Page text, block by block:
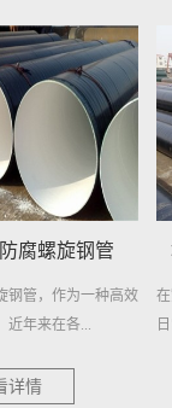
用防腐钢管
，自来水是维系我们
然而，很少...
详情